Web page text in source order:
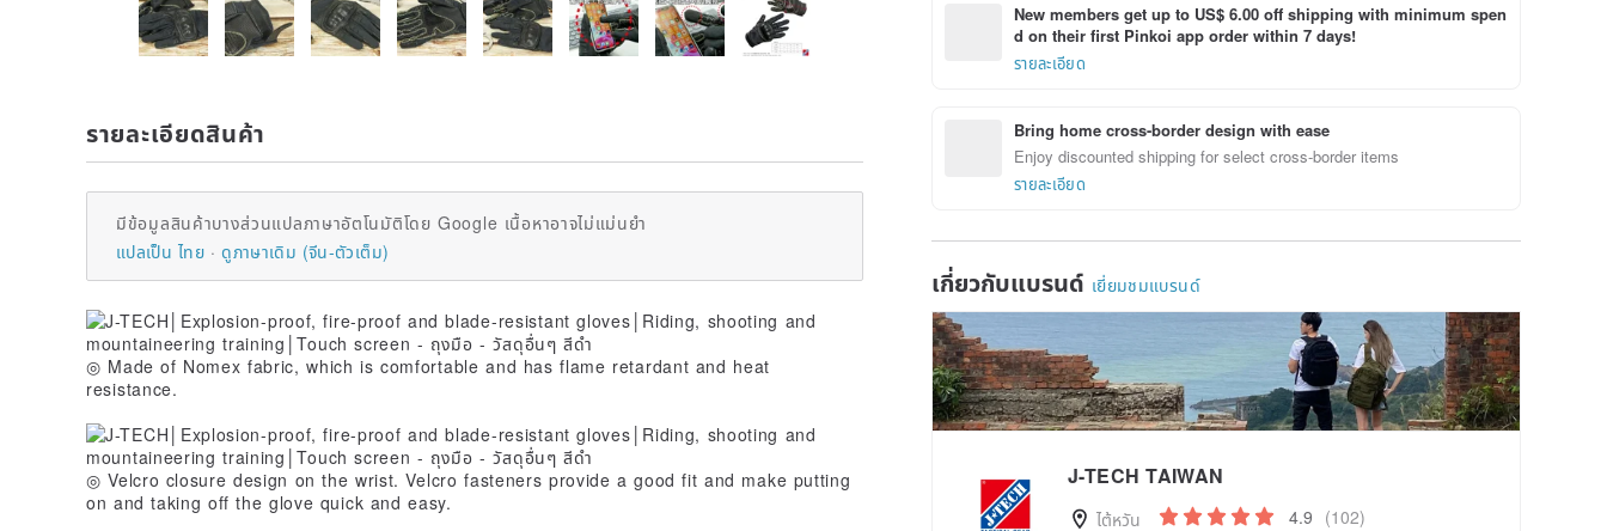
New members get up to US$ 6.00 off shipping with minimum spen
d on their first Pinkoi app order within 7 days!
รายละเอียด
Bring home cross-border design with ease
Enjoy discounted shipping for select cross-border items
รายละเอียด
เกี่ยวกับแบรนด์ เยี่ยมชมแบรนด์
J-TECH TAIWAN
ไต้หวัน 4.9 (102)
รายละเอียดสินค้า
มีข้อมูลสินค้าบางส่วนแปลภาษาอัตโนมัติโดย Google เนื้อหาอาจไม่แม่นยำ
แปลเป็น ไทย
ดูภาษาเดิม (จีน-ตัวเต็ม)
◎ Made of Nomex fabric, which is comfortable and has flame retardant and heat
resistance.
◎ Velcro closure design on the wrist. Velcro fasteners provide a good fit and make putting
on and taking off the glove quick and easy.